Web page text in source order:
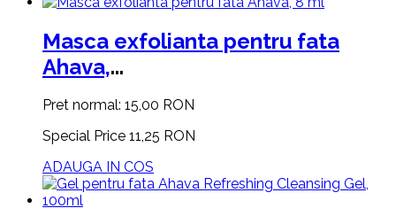
Masca exfolianta pentru fata
Ahava,...
Pret normal: 15,00 RON
Special Price 11,25 RON
ADAUGA IN COS